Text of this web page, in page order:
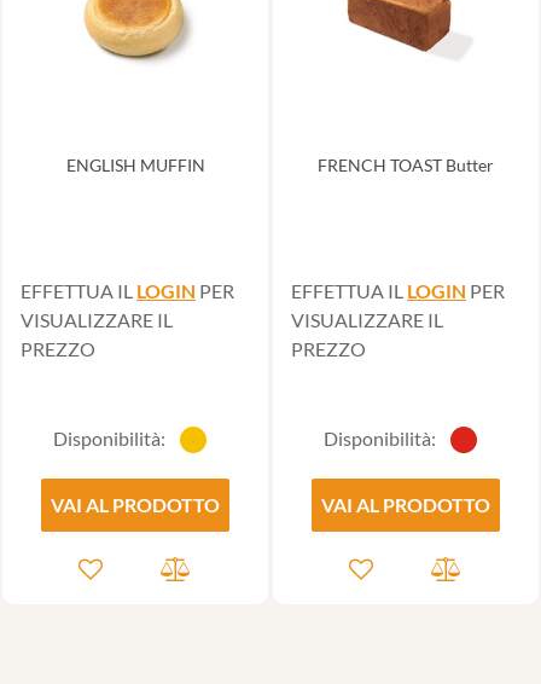
ENGLISH MUFFIN
EFFETTUA IL LOGIN PER
VISUALIZZARE IL
PREZZO
Disponibilità:
VAI AL PRODOTTO
FRENCH TOAST Butter
EFFETTUA IL LOGIN PER
VISUALIZZARE IL
PREZZO
Disponibilità:
VAI AL PRODOTTO